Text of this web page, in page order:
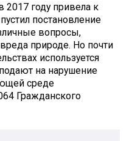
2017 году привела к
постановление
вопросы,
природе. Но почти
используется
на нарушение
среде
Гражданского